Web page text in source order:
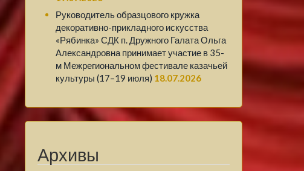
Руководитель образцового кружка
декоративно-прикладного искусства
«Рябинка» СДК п. Дружного Галата Ольга
Александровна принимает участие в 35-
м Межрегиональном фестивале казачьей
культуры (17–19 июля) 18.07.2026
Архивы